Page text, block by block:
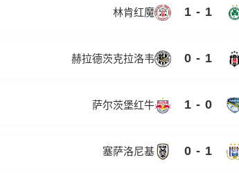
林肯红魔 1 - 1
赫拉德茨克拉洛韦 0 - 1
萨尔茨堡红牛 1 - 0
塞萨洛尼基 0 - 1